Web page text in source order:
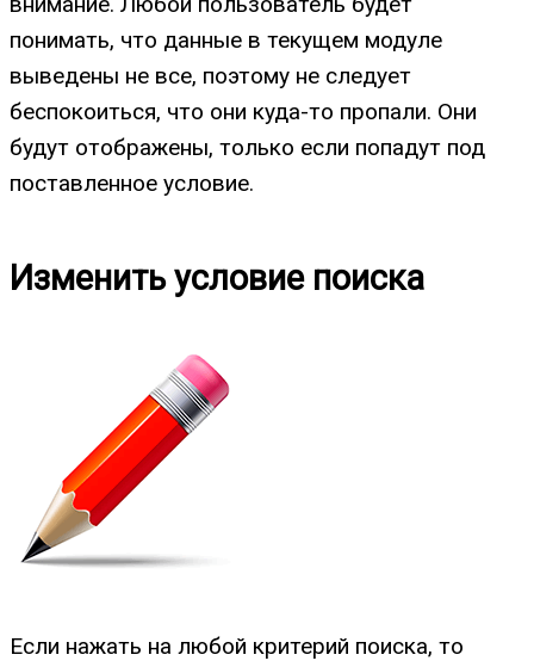
понимать, что данные в текущем модуле
выведены не все, поэтому не следует
беспокоиться, что они куда-то пропали. Они
будут отображены, только если попадут под
поставленное условие.
Изменить условие поиска
Если нажать на любой критерий поиска, то